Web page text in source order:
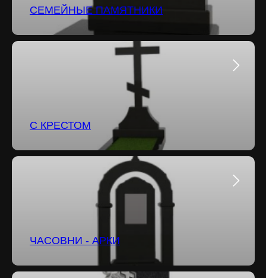
СЕМЕЙНЫЕ ПАМЯТНИКИ
С КРЕСТОМ
ЧАСОВНИ - АРКИ